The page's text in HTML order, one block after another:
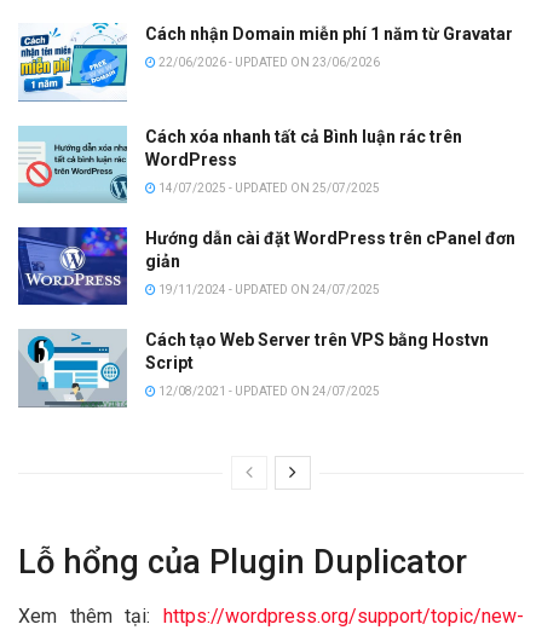
Cách nhận Domain miễn phí 1 năm từ Gravatar
22/06/2026 - UPDATED ON 23/06/2026
Cách xóa nhanh tất cả Bình luận rác trên
WordPress
14/07/2025 - UPDATED ON 25/07/2025
Hướng dẫn cài đặt WordPress trên cPanel đơn
giản
19/11/2024 - UPDATED ON 24/07/2025
Cách tạo Web Server trên VPS bằng Hostvn
Script
12/08/2021 - UPDATED ON 24/07/2025
Lỗ hổng của Plugin Duplicator
Xem thêm tại: https://wordpress.org/support/topic/new-